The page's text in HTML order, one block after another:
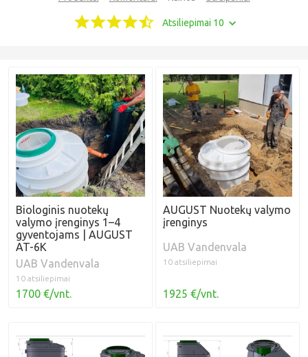
Atsiliepimai 10
Biologinis nuotekų
valymo įrenginys 1–4
gyventojams | AUGUST
AT-6K
UAB Vandenvala
10 atsiliepimai
1700 €/vnt.
AUGUST Nuotekų valymo
įrenginys
UAB Vandenvala
10 atsiliepimai
1925 €/vnt.